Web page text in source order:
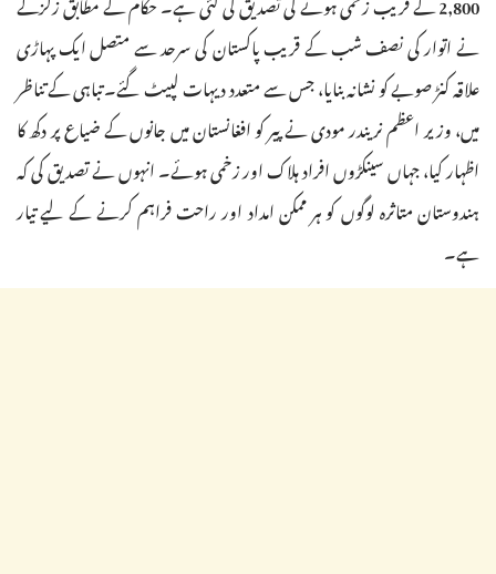
نے اتوار کی نصف شب کے قریب پاکستان کی سرحد سے متصل ایک پہاڑی
علاقہ کنڑ صوبے کو نشانہ بنایا، جس سے متعدد دیہات لپیٹ گئے۔ تباہی کے تناظر
میں، وزیر اعظم نریندر مودی نے پیر کو افغانستان میں جانوں کے ضیاع پر دکھ کا
اظہار کیا، جہاں سینکڑوں افراد ہلاک اور زخمی ہوئے۔ انہوں نے تصدیق کی کہ
ہندوستان متاثرہ لوگوں کو ہر ممکن امداد اور راحت فراہم کرنے کے لیے تیار
ہے۔